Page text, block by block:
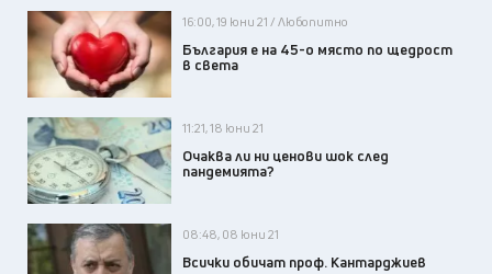
16:00, 19 юни 21 / Любопитно
България е на 45-о място по щедрост
в света
11:21, 18 юни 21
Очаква ли ни ценови шок след
пандемията?
08:48, 08 юни 21
Всички обичат проф. Кантарджиев